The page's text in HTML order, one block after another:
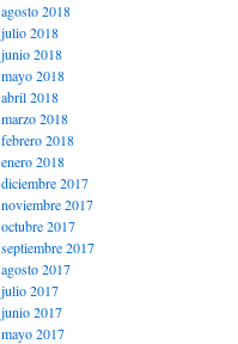
agosto 2018
julio 2018
junio 2018
mayo 2018
abril 2018
marzo 2018
febrero 2018
enero 2018
diciembre 2017
noviembre 2017
octubre 2017
septiembre 2017
agosto 2017
julio 2017
junio 2017
mayo 2017